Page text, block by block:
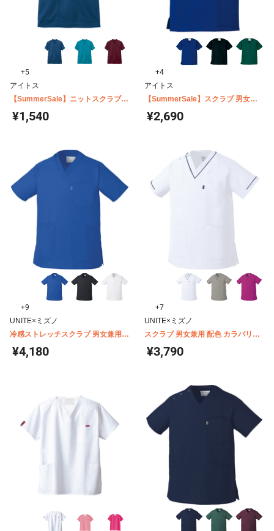
+5
アイトス
【SummerSale】ニットスクラブ
男女兼用 アイトス AZ-861411
¥1,540
+4
アイトス
【SummerSale】スクラブ 男女兼
用 制菌加工・ストレッチ アイトス
AZ-861400
¥2,690
+9
UNITE×ミズノ
冷感ストレッチスクラブ 男女兼用
ミズノ MZ0120
¥4,180
+7
UNITE×ミズノ
スクラブ 男女兼用 配色 カラバリ豊
富 ミズノ MZ0092
¥3,790